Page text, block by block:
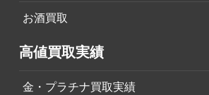
お酒買取
高値買取実績
金・プラチナ買取実績